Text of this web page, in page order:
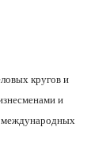
кругов и
и
международных